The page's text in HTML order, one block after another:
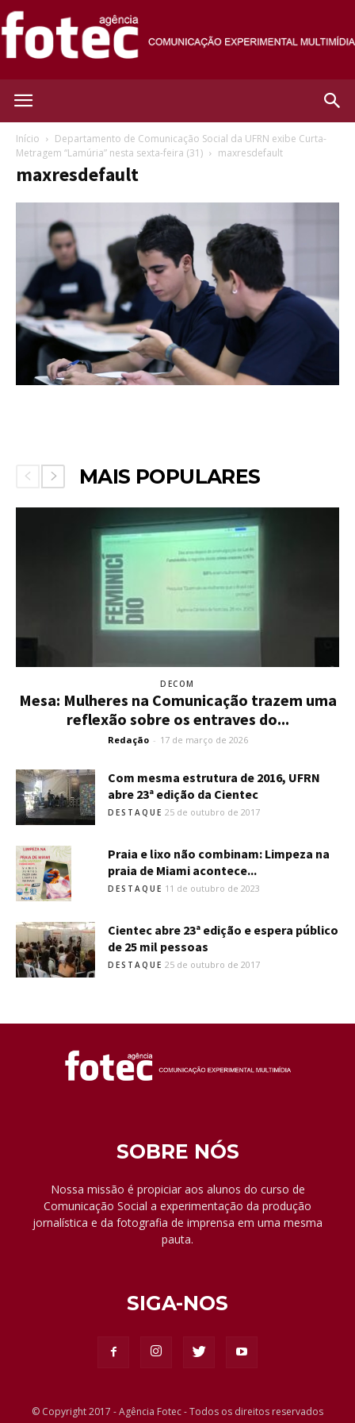
Início
Departamento de Comunicação Social da UFRN exibe Curta-
Metragem “Lamúria” nesta sexta-feira (31)
maxresdefault
maxresdefault
MAIS POPULARES
DECOM
Mesa: Mulheres na Comunicação trazem uma
reflexão sobre os entraves do...
Redação - 17 de março de 2026
Com mesma estrutura de 2016, UFRN
abre 23ª edição da Cientec
DESTAQUE 25 de outubro de 2017
Praia e lixo não combinam: Limpeza na
praia de Miami acontece...
DESTAQUE 11 de outubro de 2023
Cientec abre 23ª edição e espera público
de 25 mil pessoas
DESTAQUE 25 de outubro de 2017
SOBRE NÓS
Nossa missão é propiciar aos alunos do curso de
Comunicação Social a experimentação da produção
jornalística e da fotografia de imprensa em uma mesma
pauta.
SIGA-NOS
© Copyright 2017 - Agência Fotec - Todos os direitos reservados